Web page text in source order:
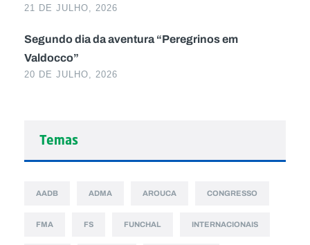
21 DE JULHO, 2026
Segundo dia da aventura “Peregrinos em
Valdocco”
20 DE JULHO, 2026
Temas
AADB ADMA AROUCA CONGRESSO
FMA FS FUNCHAL INTERNACIONAIS